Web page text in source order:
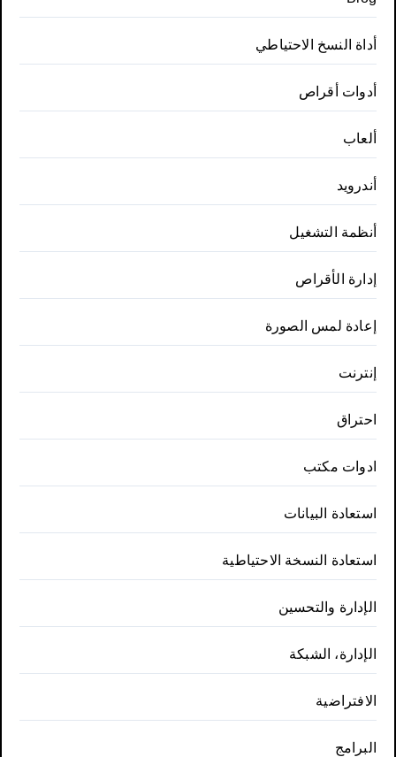
أداة النسخ الاحتياطي
أدوات أقراص
ألعاب
أندرويد
أنظمة التشغيل
إدارة الأقراص
إعادة لمس الصورة
إنترنت
احتراق
ادوات مكتب
استعادة البيانات
استعادة النسخة الاحتياطية
الإدارة والتحسين
الإدارة، الشبكة
الافتراضية
البرامج